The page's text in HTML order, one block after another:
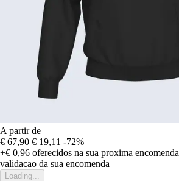
A partir de
€ 67,90 € 19,11 -72%
+€ 0,96 oferecidos na sua proxima encomenda
validacao da sua encomenda
Loading...